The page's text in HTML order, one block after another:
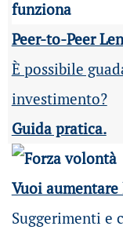
Peer-to-Peer
È possibile
investimento?
Guida pratica.
Vuoi
Suggerimenti e